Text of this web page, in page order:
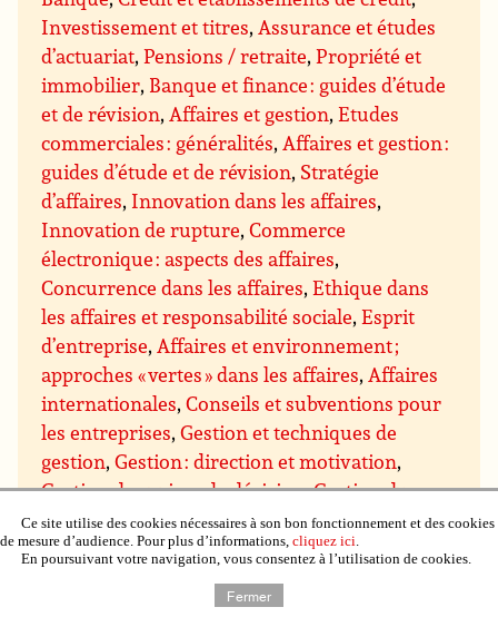
Investissement et titres,Assurance et études
d’actuariat,Pensions / retraite,Propriété et
immobilier, Banque et finance : guides d’étude
et de révision,Affaires et gestion,Etudes
commerciales : généralités,Affaires et gestion :
guides d’étude et de révision, Stratégie
d’affaires, Innovation dans les affaires,
Innovation de rupture,Commerce
électronique : aspects des affaires,
Concurrence dans les affaires,Ethique dans
les affaires et responsabilité sociale,Esprit
d’entreprise,Affaires et environnement ;
approches « vertes » dans les affaires,Affaires
internationales,Conseils et subventions pour
les entreprises,Gestion et techniques de
gestion,Gestion : direction et motivation,
Gestion des prises de décision,Gestion du
savoir,Gestion des projets,Assurance qualité
et qualité totale,Gestion du temps,Gestion de
domaines particuliers,Gestion budgétaire et
Gestion du personnel et des
Ce site utilise des cookies nécessaires à son bon fonctionnement et des cookies
de mesure d’audience. Pour plus d’informations, cliquez ici.
En poursuivant votre navigation, vous consentez à l’utilisation de cookies.
Fermer